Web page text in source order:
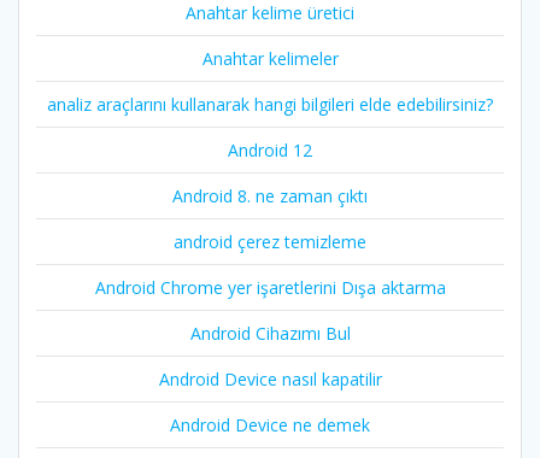
Anahtar kelime üretici
Anahtar kelimeler
analiz araçlarını kullanarak hangi bilgileri elde edebilirsiniz?
Android 12
Android 8. ne zaman çıktı
android çerez temizleme
Android Chrome yer işaretlerini Dışa aktarma
Android Cihazımı Bul
Android Device nasıl kapatilir
Android Device ne demek